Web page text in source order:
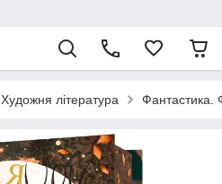
Художня література Фантастика.